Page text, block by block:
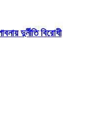
দুর্নীতি বিরোধী